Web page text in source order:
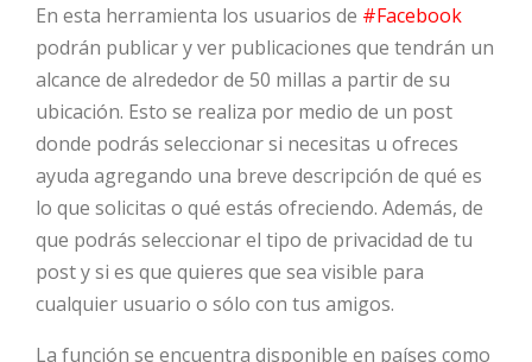
En esta herramienta los usuarios de #Facebook
podrán publicar y ver publicaciones que tendrán un
alcance de alrededor de 50 millas a partir de su
ubicación. Esto se realiza por medio de un post
donde podrás seleccionar si necesitas u ofreces
ayuda agregando una breve descripción de qué es
lo que solicitas o qué estás ofreciendo. Además, de
que podrás seleccionar el tipo de privacidad de tu
post y si es que quieres que sea visible para
cualquier usuario o sólo con tus amigos.
La función se encuentra disponible en países como